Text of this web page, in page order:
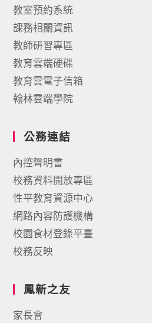
教室預約系統
課務相關資訊
教師研習專區
教育雲端硬碟
教育雲電子信箱
翰林雲端學院
公務連結
內控聲明書
校務資料開放專區
性平教育資源中心
網路內容防護機構
校園食材登錄平臺
校務反映
鳳新之友
家長會